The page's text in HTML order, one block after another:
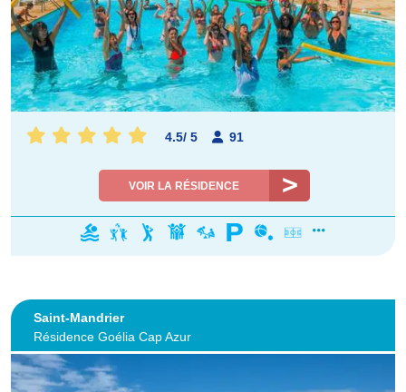
4.5/ 5 91
VOIR LA RÉSIDENCE
Saint-Mandrier
Résidence Goélia Cap Azur